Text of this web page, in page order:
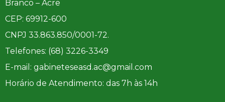
Branco – Acre
CEP: 69912-600
CNPJ 33.863.850/0001-72.
Telefones: (68) 3226-3349
E-mail: gabineteseasd.ac@gmail.com
Horário de Atendimento: das 7h às 14h